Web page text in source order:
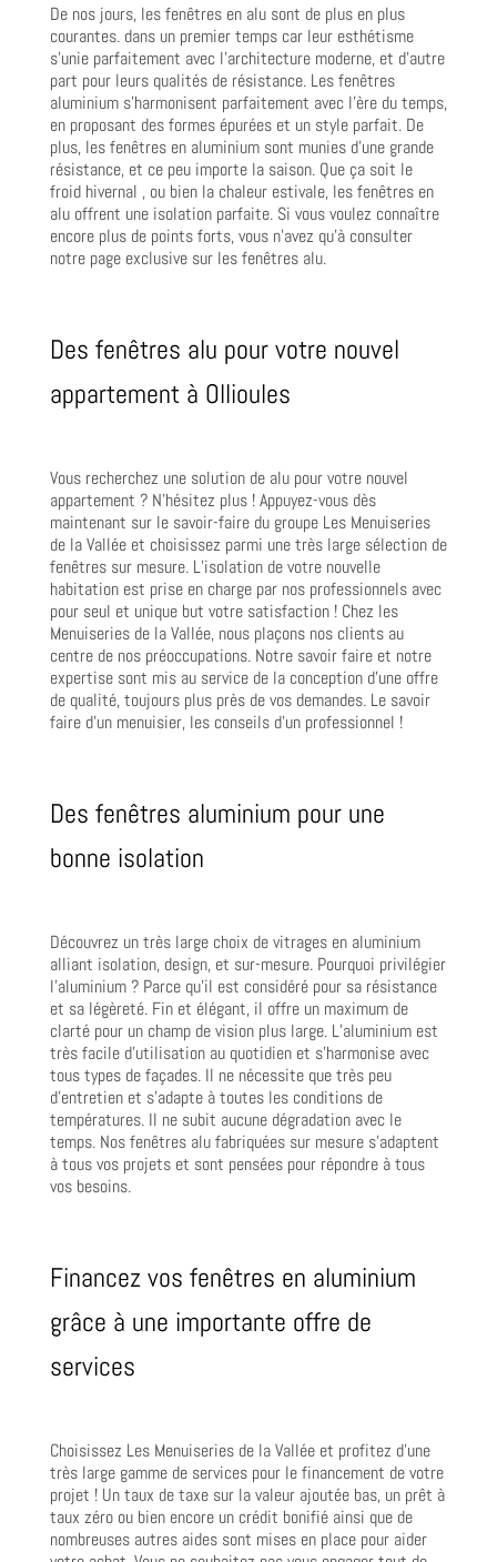
De nos jours, les fenêtres en alu sont de plus en plus
courantes. dans un premier temps car leur esthétisme
s’unie parfaitement avec l’architecture moderne, et d’autre
part pour leurs qualités de résistance. Les fenêtres
aluminium s’harmonisent parfaitement avec l’ère du temps,
en proposant des formes épurées et un style parfait. De
plus, les fenêtres en aluminium sont munies d’une grande
résistance, et ce peu importe la saison. Que ça soit le
froid hivernal , ou bien la chaleur estivale, les fenêtres en
alu offrent une isolation parfaite. Si vous voulez connaître
encore plus de points forts, vous n’avez qu’à consulter
notre page exclusive sur les fenêtres alu.
Des fenêtres alu pour votre nouvel
appartement à Ollioules
Vous recherchez une solution de alu pour votre nouvel
appartement ? N’hésitez plus ! Appuyez-vous dès
maintenant sur le savoir-faire du groupe Les Menuiseries
de la Vallée et choisissez parmi une très large sélection de
fenêtres sur mesure. L’isolation de votre nouvelle
habitation est prise en charge par nos professionnels avec
pour seul et unique but votre satisfaction ! Chez les
Menuiseries de la Vallée, nous plaçons nos clients au
centre de nos préoccupations. Notre savoir faire et notre
expertise sont mis au service de la conception d’une offre
de qualité, toujours plus près de vos demandes. Le savoir
faire d’un menuisier, les conseils d’un professionnel !
Des fenêtres aluminium pour une
bonne isolation
Découvrez un très large choix de vitrages en aluminium
alliant isolation, design, et sur-mesure. Pourquoi privilégier
l’aluminium ? Parce qu’il est considéré pour sa résistance
et sa légèreté. Fin et élégant, il offre un maximum de
clarté pour un champ de vision plus large. L’aluminium est
très facile d’utilisation au quotidien et s’harmonise avec
tous types de façades. Il ne nécessite que très peu
d’entretien et s’adapte à toutes les conditions de
températures. Il ne subit aucune dégradation avec le
temps. Nos fenêtres alu fabriquées sur mesure s’adaptent
à tous vos projets et sont pensées pour répondre à tous
vos besoins.
Financez vos fenêtres en aluminium
grâce à une importante offre de
services
Choisissez Les Menuiseries de la Vallée et profitez d’une
très large gamme de services pour le financement de votre
projet ! Un taux de taxe sur la valeur ajoutée bas, un prêt à
taux zéro ou bien encore un crédit bonifié ainsi que de
nombreuses autres aides sont mises en place pour aider